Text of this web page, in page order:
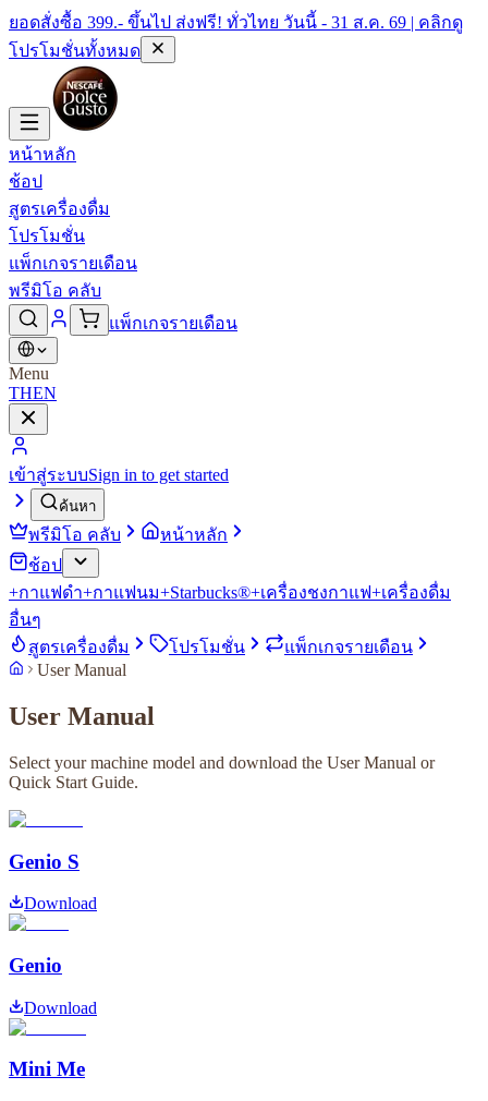
ยอดสั่งซื้อ 399.- ขึ้นไป ส่งฟรี! ทั่วไทย วันนี้ - 31 ส.ค. 69 | คลิกดู
โปรโมชั่นทั้งหมด
หน้าหลัก
ช้อป
สูตรเครื่องดื่ม
โปรโมชั่น
แพ็กเกจรายเดือน
พรีมิโอ คลับ
แพ็กเกจรายเดือน
Menu
THEN
เข้าสู่ระบบSign in to get started
ค้นหา
พรีมิโอ คลับ
หน้าหลัก
ช้อป
+กาแฟดำ+กาแฟนม+Starbucks®+เครื่องชงกาแฟ+เครื่องดื่ม
อื่นๆ
สูตรเครื่องดื่ม
โปรโมชั่น
แพ็กเกจรายเดือน
User Manual
User Manual
Select your machine model and download the User Manual or
Quick Start Guide.
Genio S
Download
Genio
Download
Mini Me